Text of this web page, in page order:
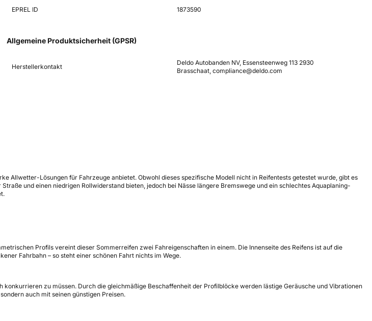
EPREL ID 1873590
Allgemeine Produktsicherheit (GPSR)
Herstellerkontakt
Deldo Autobanden NV, Essensteenweg 113 2930
Brasschaat, compliance@deldo.com
Allwetter-Lösungen für Fahrzeuge anbietet. Obwohl dieses spezifische Modell nicht in Reifentests getestet wurde, gibt es
und einen niedrigen Rollwiderstand bieten, jedoch bei Nässe längere Bremswege und ein schlechtes Aquaplaning-
Profils vereint dieser Sommerreifen zwei Fahreigenschaften in einem. Die Innenseite des Reifens ist auf die
Fahrbahn – so steht einer schönen Fahrt nichts im Wege.
zu müssen. Durch die gleichmäßige Beschaffenheit der Profilblöcke werden lästige Geräusche und Vibrationen
auch mit seinen günstigen Preisen.